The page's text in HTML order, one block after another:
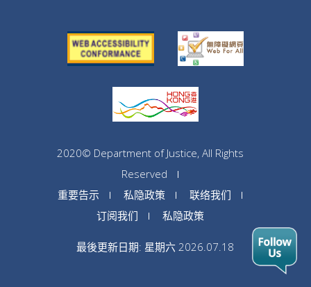
2020© Department of Justice, All Rights
Reserved
重要告示
私隐政策
联络我们
订阅我们
私隐政策
最後更新日期: 星期六 2026.07.18